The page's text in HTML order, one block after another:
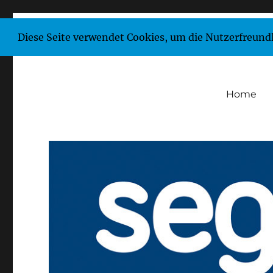
Home
Diese Seite verwendet Cookies, um die